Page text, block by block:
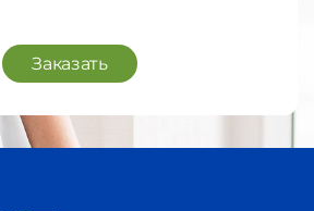
Заказать